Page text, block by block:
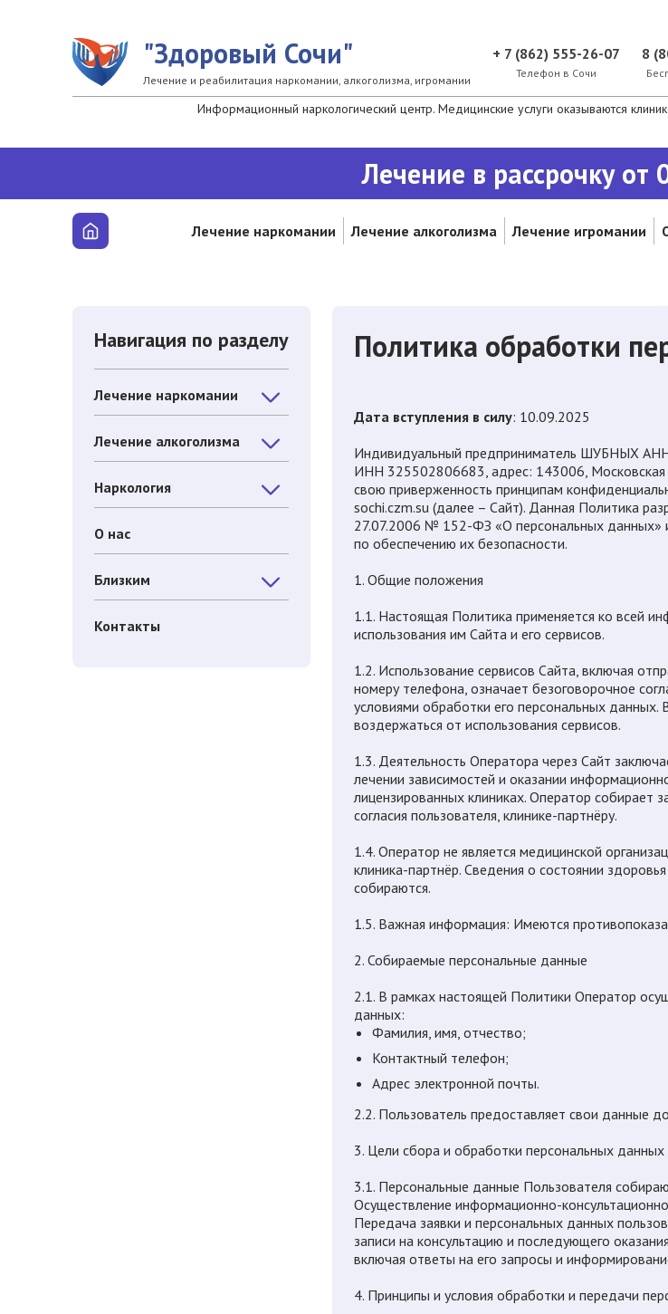
"Здоровый Сочи"
Лечение и реабилитация наркомании, алкоголизма, игромании
+ 7 (862) 555-26-07
Телефон в Сочи
8
Информационный наркологический центр. Медицинские услуги оказываются
Лечение в рассрочку от
Лечение наркомании Лечение алкоголизма Лечение игромании
Навигация по разделу
Лечение наркомании
Лечение алкоголизма
Наркология
О нас
Близким
Контакты
Политика обработки
Дата вступления в силу: 10.09.2025
Индивидуальный предприниматель ШУБНЫХ
ИНН 325502806683, адрес: 143006, Московская
свою приверженность принципам
sochi.czm.su (далее – Сайт). Данная Политика
27.07.2006 № 152-ФЗ «О персональных данных»
по обеспечению их безопасности.
1. Общие положения
1.1. Настоящая Политика применяется ко всей
использования им Сайта и его сервисов.
1.2. Использование сервисов Сайта, включая
номеру телефона, означает безоговорочное
условиями обработки его персональных данных.
воздержаться от использования сервисов.
1.3. Деятельность Оператора через Сайт
лечении зависимостей и оказании
лицензированных клиниках. Оператор собирает
согласия пользователя, клинике-партнёру.
1.4. Оператор не является медицинской
клиника-партнёр. Сведения о состоянии
собираются.
1.5. Важная информация: Имеются
2. Собираемые персональные данные
2.1. В рамках настоящей Политики Оператор
данных:
Фамилия, имя, отчество;
Контактный телефон;
Адрес электронной почты.
2.2. Пользователь предоставляет свои данные
3. Цели сбора и обработки персональных данных
3.1. Персональные данные Пользователя
Осуществление информационно-
Передача заявки и персональных данных
записи на консультацию и последующего
включая ответы на его запросы и
4. Принципы и условия обработки и передачи